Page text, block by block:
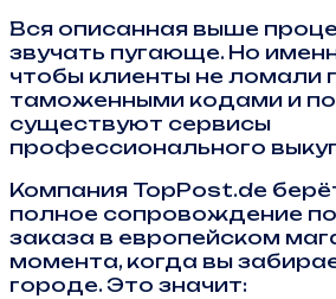
Вся описанная выше
звучать пугающе. Но
чтобы клиенты не ломали
таможенными кодами и
существуют сервисы
профессионального
Компания TopPost.de
полное сопровождение
заказа в европейском
момента, когда вы
городе. Это значит: